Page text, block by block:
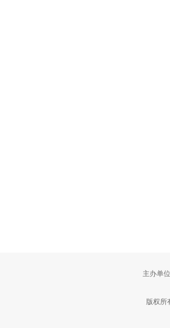
主办单
版权所